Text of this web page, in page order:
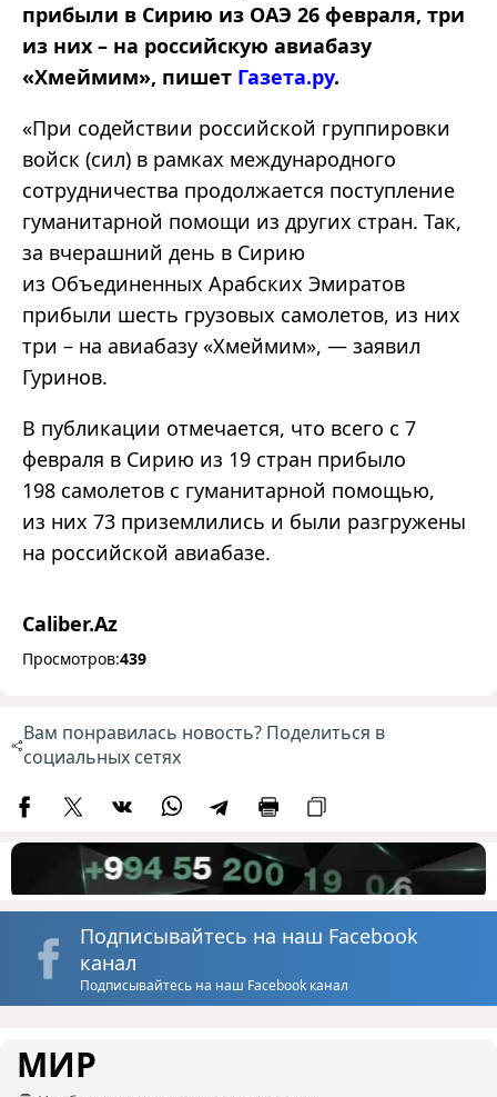
прибыли в Сирию из ОАЭ 26 февраля, три
из них – на российскую авиабазу
«Хмеймим», пишет Газета.ру.
«При содействии российской группировки
войск (сил) в рамках международного
сотрудничества продолжается поступление
гуманитарной помощи из других стран. Так,
за вчерашний день в Сирию
из Объединенных Арабских Эмиратов
прибыли шесть грузовых самолетов, из них
три – на авиабазу «Хмеймим», — заявил
Гуринов.
В публикации отмечается, что всего с 7
февраля в Сирию из 19 стран прибыло
198 самолетов с гуманитарной помощью,
из них 73 приземлились и были разгружены
на российской авиабазе.
Caliber.Az
Просмотров:439
Вам понравилась новость? Поделиться в
социальных сетях
Подписывайтесь на наш Facebook
канал
Подписывайтесь на наш Facebook канал
МИР